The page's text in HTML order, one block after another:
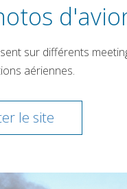
sur différents
aériennes.
le site